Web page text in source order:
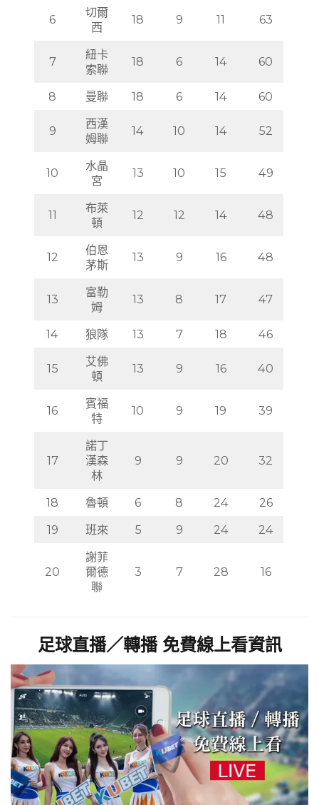
6
切爾
西
18 9 11 63
7
紐卡
索聯
18 6 14 60
8 曼聯 18 6 14 60
9
西漢
姆聯
14 10 14 52
10
水晶
宮
13 10 15 49
11
布萊
頓
12 12 14 48
12
伯恩
茅斯
13 9 16 48
13
富勒
姆
13 8 17 47
14 狼隊 13 7 18 46
15
艾佛
頓
13 9 16 40
16
賓福
特
10 9 19 39
17
諾丁
漢森
林
9 9 20 32
18 魯頓 6 8 24
26
19
班來 5 9 24 24
20
謝菲
爾德
聯
3 7 28 16
足球直播／轉播 免費線上看資訊